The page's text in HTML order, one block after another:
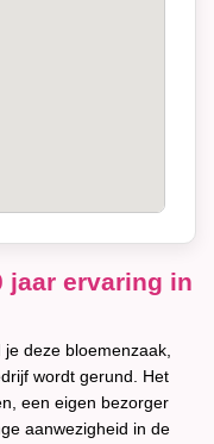
jaar ervaring in
deze bloemenzaak,
wordt gerund. Het
een eigen bezorger
aanwezigheid in de